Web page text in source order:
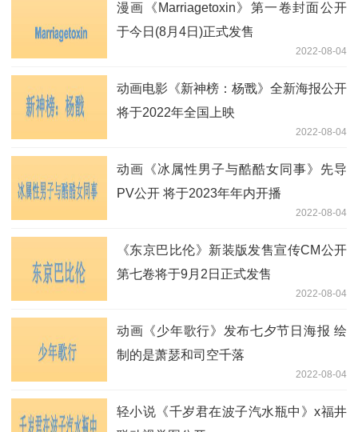
漫画《Marriagetoxin》第一卷封面公开
于今日(8月4日)正式发售
2022-08-04
动画电影《新神榜：杨戬》全新海报公开
将于2022年全国上映
2022-08-04
动画《冰属性男子与酷酷女同事》先导
PV公开 将于2023年年内开播
2022-08-04
《东京巴比伦》新装版发售宣传CM公开
第七卷将于9月2日正式发售
2022-08-04
动画《少年歌行》发布七夕节日海报 绘
制的是萧瑟和司空千落
2022-08-04
轻小说《千岁君在波子汽水瓶中》x福井